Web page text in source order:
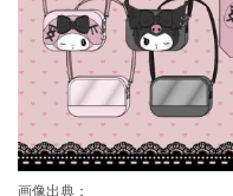
画像出典：